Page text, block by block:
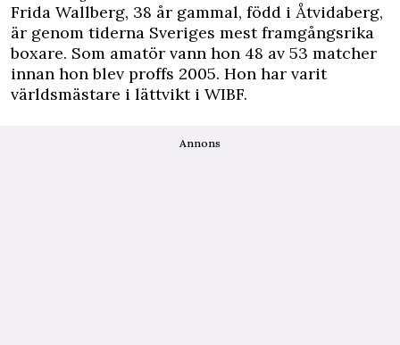
Frida Wallberg, 38 år gammal, född i Åtvidaberg,
är genom tiderna Sveriges mest framgångsrika
boxare. Som amatör vann hon 48 av 53 matcher
innan hon blev proffs 2005. Hon har varit
världsmästare i lättvikt i WIBF.
Annons